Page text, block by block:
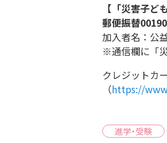
【「災害子ど
郵便振替
加入者名：公
※通信欄に「
クレジットカ
（https://
進学・受験